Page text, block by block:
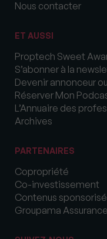
Nous contacter
ET AUSSI
Proptech Sweet
S’abonner à la
Devenir annonceur
Réserver Mon
L’Annuaire des
Archives
PARTENAIRES
Copropriété
Co-investissement
Contenus
Groupama Assurance